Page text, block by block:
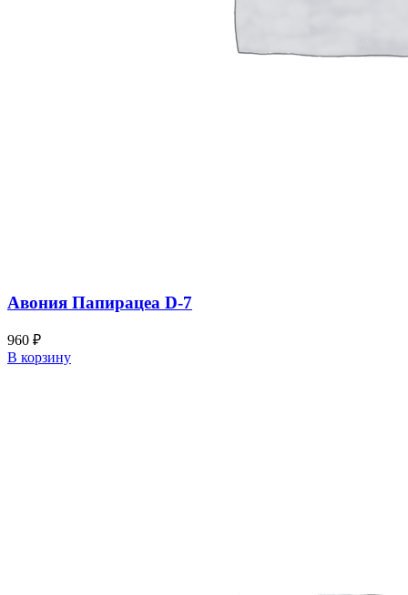
Авония Папирацеа D-7
960 ₽
В корзину